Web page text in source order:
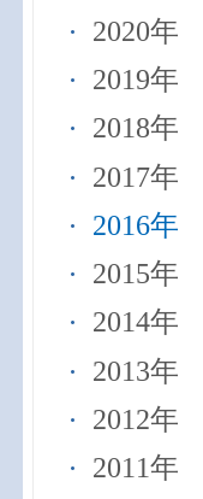
2020年
2019年
2018年
2017年
2016年
2015年
2014年
2013年
2012年
2011年